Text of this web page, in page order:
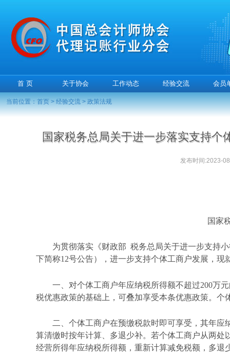
首 页 关于协会 工作动态 经验交流 会员
当前位置：首页>经验交流>政策法规
国家税务总局关于进一步落实支持
发布时间:2023-
国家
为贯彻落实《财政部 税务总局关于进一步支持
下简称12号公告），进一步支持个体工商户发展，现
一、对个体工商户年应纳税所得额不超过200万
税优惠政策的基础上，可叠加享受本条优惠政策。个
二、个体工商户在预缴税款时即可享受，其年
算清缴时按年计算、多退少补。若个体工商户从两
经营所得年应纳税所得额，重新计算减免税额，多退